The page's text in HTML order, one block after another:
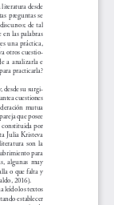
literatura desde
preguntas  se
de tal
en las palabras
una práctica,
otros cuestio
a  analizarla  e
practicarla?
desde su surgi
cuestiones
mutua
que posee
constituida por
Julia Kristeva
son  la
para
algunas  muy
o que falta y
2016).
leído los textos
establecer